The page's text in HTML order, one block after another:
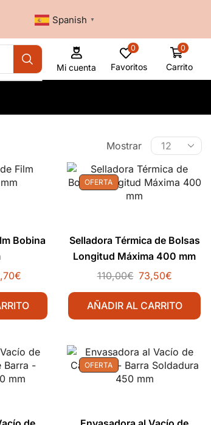
Spanish ▼
Mi cuenta
0
Favoritos
0
Carrito
Mostrar
Bobina
€
OFERTA
Selladora Térmica de Bolsas
Longitud Máxima 400 mm
110,00€ 73,50€
AÑADIR AL CARRITO
OFERTA